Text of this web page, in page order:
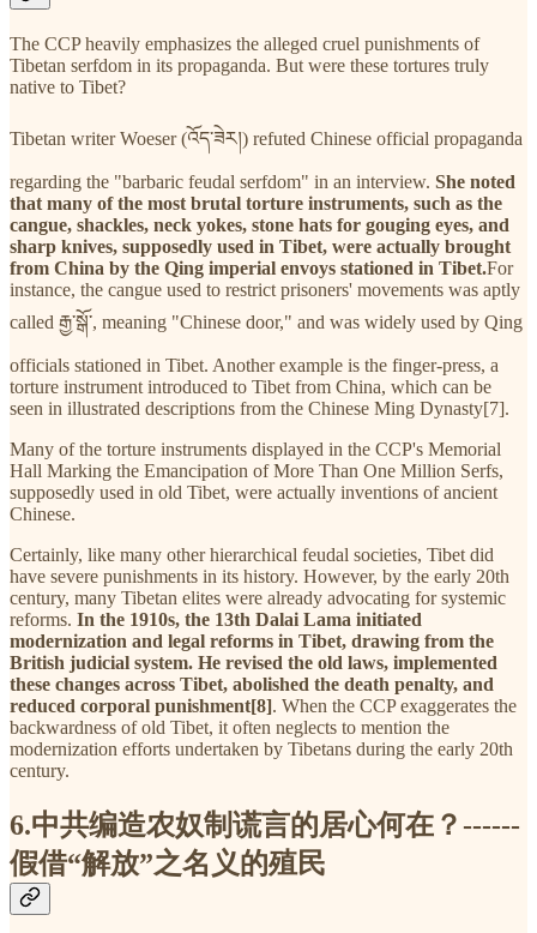
The CCP heavily emphasizes the alleged cruel punishments of
Tibetan serfdom in its propaganda. But were these tortures truly
native to Tibet?
Tibetan writer Woeser (འོད་ཟེར།) refuted Chinese official propaganda
regarding the "barbaric feudal serfdom" in an interview. She noted
that many of the most brutal torture instruments, such as the
cangue, shackles, neck yokes, stone hats for gouging eyes, and
sharp knives, supposedly used in Tibet, were actually brought
from China by the Qing imperial envoys stationed in Tibet.For
instance, the cangue used to restrict prisoners' movements was aptly
called རྒྱ་སྒོ་, meaning "Chinese door," and was widely used by Qing
officials stationed in Tibet. Another example is the finger-press, a
torture instrument introduced to Tibet from China, which can be
seen in illustrated descriptions from the Chinese Ming Dynasty[7].
Many of the torture instruments displayed in the CCP's Memorial
Hall Marking the Emancipation of More Than One Million Serfs,
supposedly used in old Tibet, were actually inventions of ancient
Chinese.
Certainly, like many other hierarchical feudal societies, Tibet did
have severe punishments in its history. However, by the early 20th
century, many Tibetan elites were already advocating for systemic
reforms. In the 1910s, the 13th Dalai Lama initiated
modernization and legal reforms in Tibet, drawing from the
British judicial system. He revised the old laws, implemented
these changes across Tibet, abolished the death penalty, and
reduced corporal punishment[8]. When the CCP exaggerates the
backwardness of old Tibet, it often neglects to mention the
modernization efforts undertaken by Tibetans during the early 20th
century.
6.中共编造农奴制谎言的居心何在？------
假借“解放”之名义的殖民